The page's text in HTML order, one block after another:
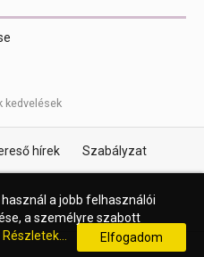
kedvelések
hírek
Szabályzat
a jobb felhasználói
a személyre szabott
Részletek... Elfogadom